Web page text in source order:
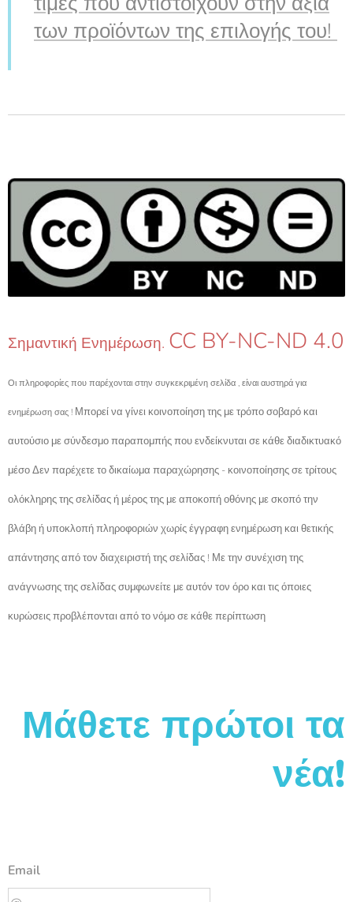
των προϊόντων της επιλογής του!
Σημαντική Ενημέρωση. CC BY-NC-ND 4.0
Οι πληροφορίες που παρέχονται στην συγκεκριμένη σελίδα , είναι αυστηρά για
ενημέρωση σας ! Μπορεί να γίνει κοινοποίηση της με τρόπο σοβαρό και
αυτούσιο με σύνδεσμο παραπομπής που ενδείκνυται σε κάθε διαδικτυακό
μέσο Δεν παρέχετε το δικαίωμα παραχώρησης - κοινοποίησης σε τρίτους
ολόκληρης της σελίδας ή μέρος της με αποκοπή οθόνης με σκοπό την
βλάβη ή υποκλοπή πληροφοριών χωρίς έγγραφη ενημέρωση και θετικής
απάντησης από τον διαχειριστή της σελίδας ! Με την συνέχιση της
ανάγνωσης της σελίδας συμφωνείτε με αυτόν τον όρο και τις όποιες
κυρώσεις προβλέπονται από το νόμο σε κάθε περίπτωση
Μάθετε πρώτοι τα
νέα!
Email